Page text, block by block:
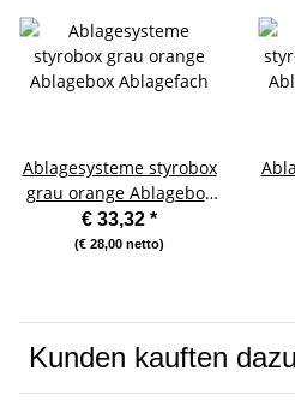
Ablagesysteme styrobox
grau orange Ablagebox
Ablagefach
€ 33,32 *
(€ 28,00 netto)
Kunden kauften